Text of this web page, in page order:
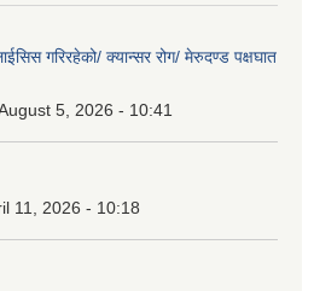
गरिरहेको/ क्यान्सर रोग/ मेरुदण्ड पक्षघात
5, 2026 - 10:41
11, 2026 - 10:18